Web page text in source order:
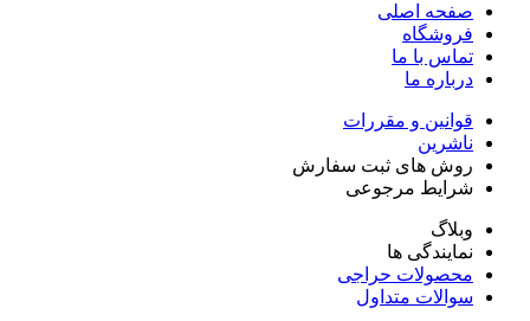
صفحه اصلی
فروشگاه
تماس با ما
درباره ما
قوانین و مقررات
ناشرین
روش های ثبت سفارش
شرایط مرجوعی
وبلاگ
نمایندگی ها
محصولات حراجی
سوالات متداول